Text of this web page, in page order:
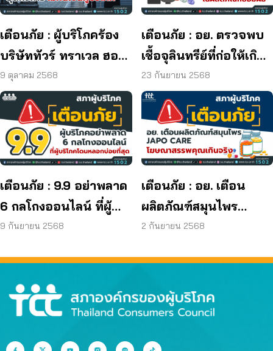
เตือนภัย : ผู้บริโภคร้อง
บริษัททัวร์ ทราเวล ฮอลิ
เดย์ ยุติกิจการ ไม่คืนเงิน
ผู้บริโภค
9 ตุลาคม 2568
เตือนภัย : อย. ตรวจพบ
เชื้อจุลินทรีย์ที่ก่อให้เกิด
โรค และพบแบคทีเรีย
ยีสต์ และรา เกิน
มาตรฐานกำหนด ใน
ผลิตภัณฑ์ย้อมผม
23 กันยายน 2568
เตือนภัย : 9.9 อย่าพลาด
6 กลโกงออนไลน์ ที่ผู้
บริโภคโดนหลอกบ่อย
9 กันยายน 2568
เตือนภัย : อย. เตือน
ผลิตภัณฑ์สมุนไพร
JAPO CARE โฆษณา
2 กันยายน 2568